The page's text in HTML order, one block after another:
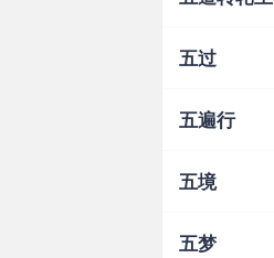
五过
五遍行
五境
五梦